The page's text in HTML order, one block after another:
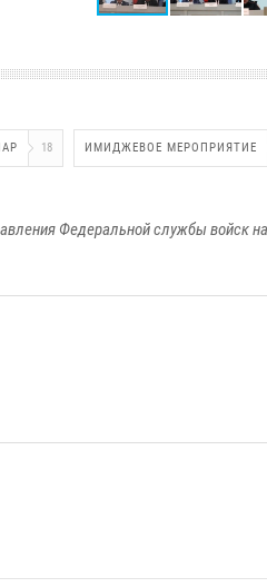
18 ИМИДЖЕВОЕ МЕРОПРИЯТИЕ
Федеральной службы войск